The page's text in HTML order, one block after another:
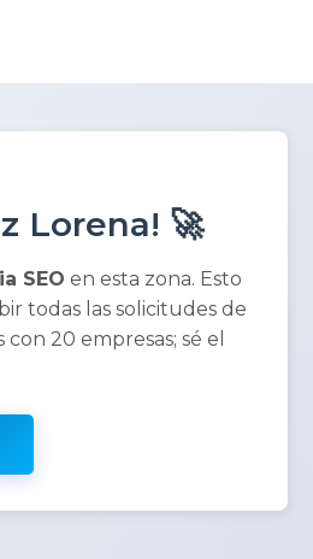
Lorena! 🚀
SEO en esta zona. Esto
todas las solicitudes de
20 empresas; sé el